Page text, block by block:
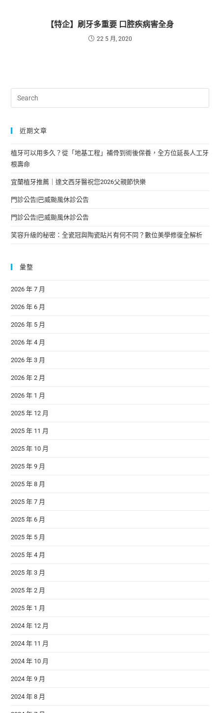
【特企】刷牙多重要 口腔疾病害全身
22 5 月, 2020
近期文章
植牙可以用多久？從「地基工程」補骨到術後保養，全方位延長人工牙
根壽命
宜蘭植牙推薦｜達文西牙醫祝您2026父親節快樂
門診公告|巴威颱風休診公告
門診公告|巴威颱風休診公告
笑容升級的秘密：全瓷冠與陶瓷貼片有何不同？數位美學修復全解析
彙整
2026 年 7 月
2026 年 6 月
2026 年 5 月
2026 年 4 月
2026 年 3 月
2026 年 2 月
2026 年 1 月
2025 年 12 月
2025 年 11 月
2025 年 10 月
2025 年 9 月
2025 年 8 月
2025 年 7 月
2025 年 6 月
2025 年 5 月
2025 年 4 月
2025 年 3 月
2025 年 2 月
2025 年 1 月
2024 年 12 月
2024 年 11 月
2024 年 10 月
2024 年 9 月
2024 年 8 月